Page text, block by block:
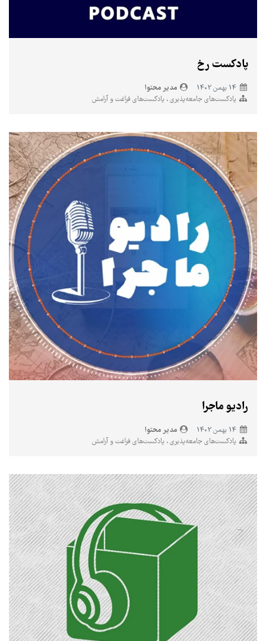
پادکست رخ
مدیر محتوا
پادکست‌های جامعه‌پذیری پادکست‌های فراغت و آرامش
رادیو ماجرا
مدیر محتوا
پادکست‌های جامعه‌پذیری پادکست‌های فراغت و آرامش